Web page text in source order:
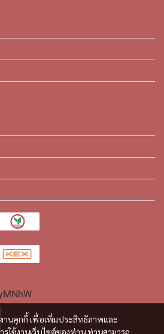
านคุกกี้ เพื่อเพิ่มประสิทธิภาพและ
ใช้งานเว็บไซต์ของท่าน ท่านสามารถ